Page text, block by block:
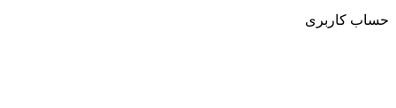
حساب کاربری